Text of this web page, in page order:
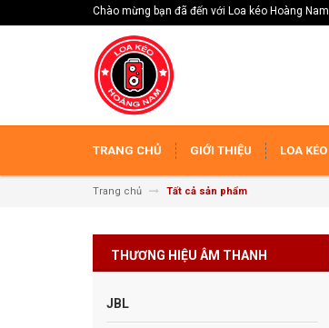
Chào mừng bạn đã đến với Loa kéo Hoàng Nam
TRANG CHỦ GIỚI THIỆU LOA KÉO
Trang chủ Tất cả sản phẩm
THƯƠNG HIỆU ÂM THANH
JBL